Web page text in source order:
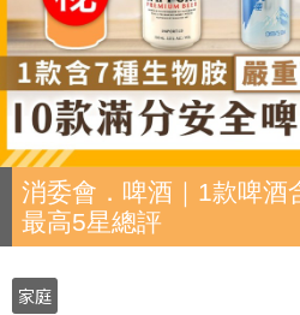
消委會．啤酒｜1款啤酒
最高5星總評
家庭